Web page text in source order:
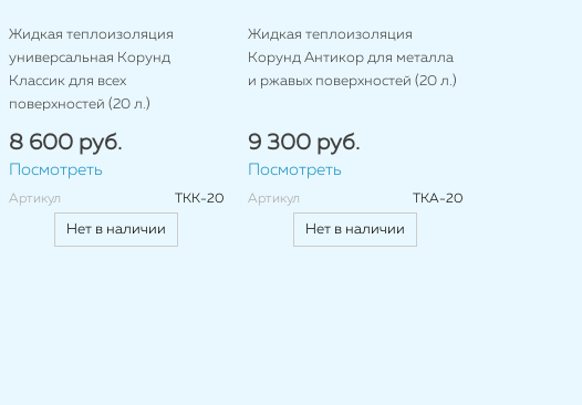
Жидкая теплоизоляция
универсальная Корунд
Классик для всех
поверхностей (20 л.)
8 600 руб.
Посмотреть
Артикул ТКК-20
Нет в наличии
Жидкая теплоизоляция
Корунд Антикор для металла
и ржавых поверхностей (20 л.)
9 300 руб.
Посмотреть
Артикул ТКА-20
Нет в наличии